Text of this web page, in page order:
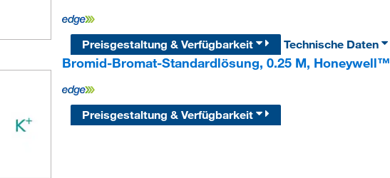
Preisgestaltung & Verfügbarkeit
Technische Daten
Bromid-Bromat-Standardlösung, 0.25 M, Honeywell™
Preisgestaltung & Verfügbarkeit